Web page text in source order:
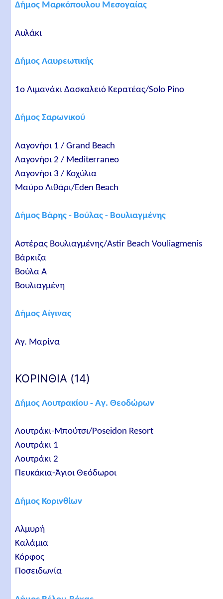
Δήμος Μαρκόπουλου Μεσογαίας
Αυλάκι
Δήμος Λαυρεωτικής
1ο Λιμανάκι Δασκαλειό Κερατέας/Solo Pino
Δήμος Σαρωνικού
Λαγονήσι 1 / Grand Beach
Λαγονήσι 2 / Mediterraneo
Λαγονήσι 3 / Κοχύλια
Μαύρο Λιθάρι/Eden Beach
Δήμος Βάρης - Βούλας - Βουλιαγμένης
Αστέρας Βουλιαγμένης/Astir Beach Vouliagmenis
Βάρκιζα
Βούλα Α
Βουλιαγμένη
Δήμος Αίγινας
Αγ. Μαρίνα
ΚΟΡΙΝΘΙΑ (14)
Δήμος Λουτρακίου - Αγ. Θεοδώρων
Λουτράκι-Μπούτσι/Poseidon Resort
Λουτράκι 1
Λουτράκι 2
Πευκάκια-Άγιοι Θεόδωροι
Δήμος Κορινθίων
Αλμυρή
Καλάμια
Κόρφος
Ποσειδωνία